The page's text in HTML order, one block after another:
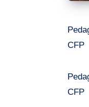
CFP
CFP